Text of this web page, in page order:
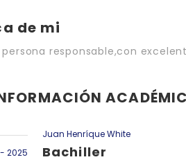
de mi
persona responsable,con
2025
Juan Henríque White
Bachiller